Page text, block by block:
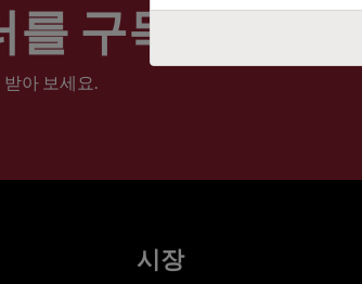
구독하세요
받아 보세요.
시장